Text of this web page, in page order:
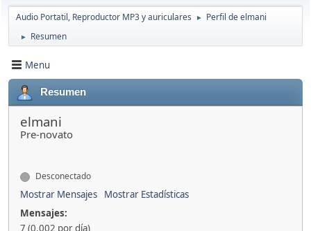
Audio Portatil, Reproductor MP3 y auriculares ► Perfil de elmani
► Resumen
Menu
Resumen
elmani
Pre-novato
Desconectado
Mostrar Mensajes
Mostrar Estadísticas
Mensajes:
7 (0.002 por día)